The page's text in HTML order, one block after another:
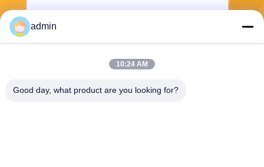
admin
10:24 AM
Good day, what product are you looking for?